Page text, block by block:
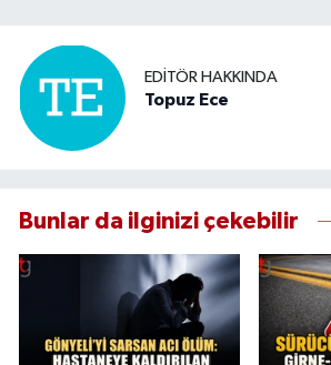
EDITÖR HAKKINDA
Topuz Ece
Bunlar da ilginizi çekebilir